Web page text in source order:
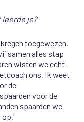
leerde je?
toegewezen.
samen alles stap
wisten we echt
ons. Ik weet
de
voor de
spaarden we
op.'